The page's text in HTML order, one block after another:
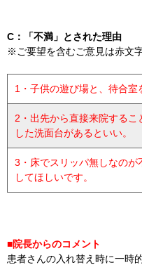
C：「不満」とされた理由
※ご要望を含むご意見は赤文
1・子供の遊び場と、待合室
2・出先から直接来院するこ
した洗面台があるといい。
3・床でスリッパ無しなのが
してほしいです。
■院長からのコメント
患者さんの入れ替え時に一時